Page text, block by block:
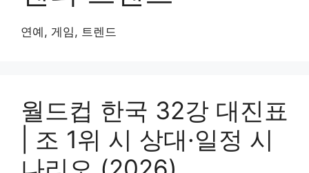
연예, 게임, 트렌드
월드컵 한국 32강 대진표
| 조 1위 시 상대·일정 시